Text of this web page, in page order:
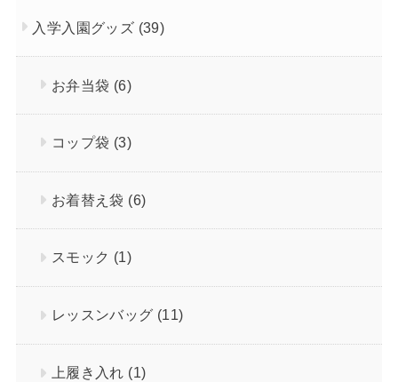
入学入園グッズ (39)
お弁当袋 (6)
コップ袋 (3)
お着替え袋 (6)
スモック (1)
レッスンバッグ (11)
上履き入れ (1)